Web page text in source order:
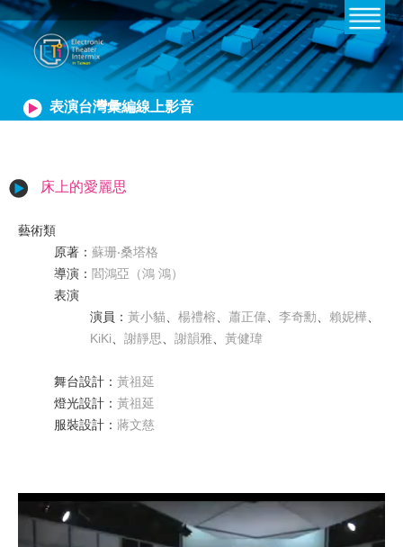
表演台灣彙編線上影音
床上的愛麗思
藝術類
原著 ： 蘇珊‧桑塔格
導演 ： 閻鴻亞（鴻 鴻）
表演
演員 ： 黃小貓、 楊禮榕、 蕭正偉、 李奇勳、 賴妮樺、
KiKi、 謝靜思、 謝韻雅、 黃健瑋
舞台設計 ： 黃祖延
燈光設計 ： 黃祖延
服裝設計 ： 蔣文慈